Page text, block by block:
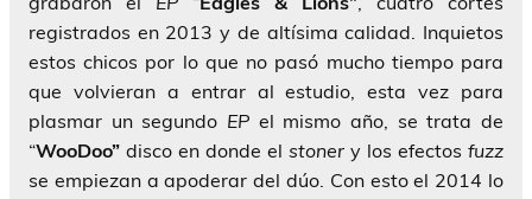
registrados en 2013 y de altísima calidad. Inquietos
estos chicos por lo que no pasó mucho tiempo para
que volvieran a entrar al estudio, esta vez para
plasmar un segundo EP el mismo año, se trata de
“WooDoo” disco en donde el stoner y los efectos fuzz
se empiezan a apoderar del dúo. Con esto el 2014 lo